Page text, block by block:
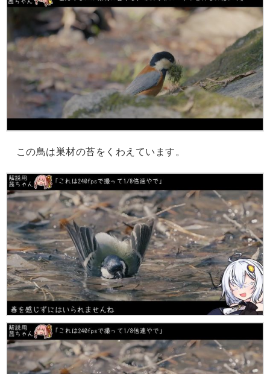
この鳥は巣材の苔をくわえています。